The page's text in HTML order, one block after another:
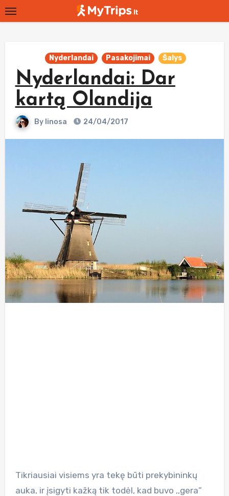
Skip
to
Nyderlandai Pasakojimai Šalys
Nyderlandai: Dar
kartą Olandija
By linosa 24/04/2017
Tikriausiai visiems yra tekę būti prekybininkų
auka, ir įsigyti kažką tik todėl, kad buvo ,,gera”